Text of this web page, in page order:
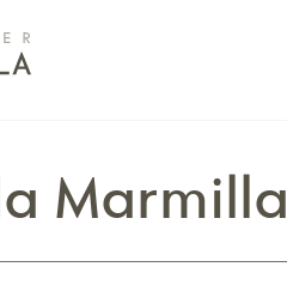
Marmilla